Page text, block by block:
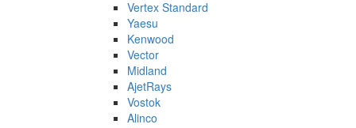
Vertex Standard
Yaesu
Kenwood
Vector
Midland
AjetRays
Vostok
Alinco